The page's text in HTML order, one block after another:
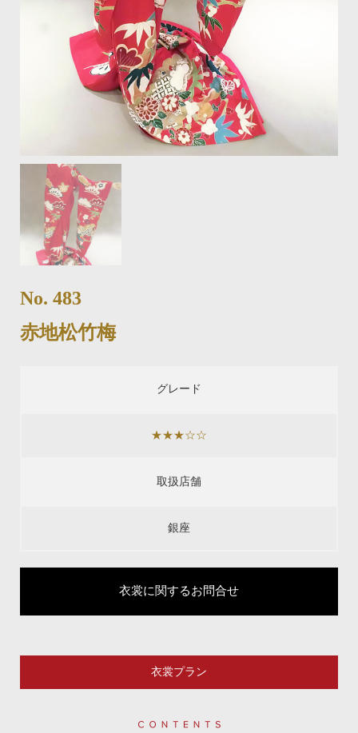
No. 483
赤地松竹梅
グレード
★★★☆☆
取扱店舗
銀座
衣裳に関するお問合せ
衣裳プラン
Contents